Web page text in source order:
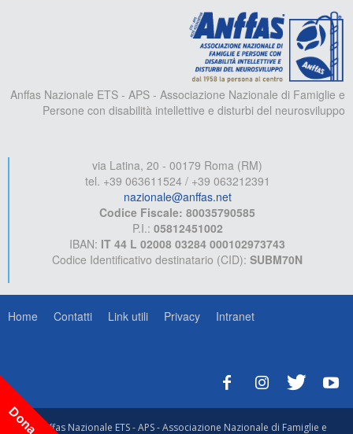
Anffas Nazionale ETS - APS - Associazione Nazionale di Famiglie e
Persone con disabilità intellettive e disturbi del neurosviluppo
via Latina, 20 - 00179 Roma (RM)
tel. +39 063611524 / +39 063212391
nazionale@anffas.net
Codice Fiscale: 80035790585
P.I.: 05812451002
IBAN: IT 44 L 02008 03284 000102973743
Codice Identificativo destinatario (CID): SUBM70N
Home Contatti Link utili Privacy Intranet
© Anffas Nazionale ETS - APS - Associazione Nazionale di Famiglie e